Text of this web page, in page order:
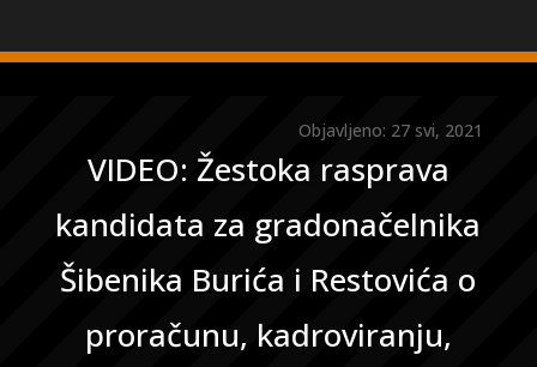
Objavljeno: 27 svi, 2021
VIDEO: Žestoka rasprava
kandidata za gradonačelnika
Šibenika Burića i Restovića o
proračunu, kadroviranju,